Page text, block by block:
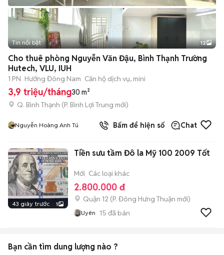
+2
Tin nổi bật 12
Cho thuê phòng Nguyễn Văn Đậu, Bình Thạnh Trường
Hutech, VLU, IUH
1 PN Hướng Đông Nam Căn hộ dịch vụ, mini
3,9 triệu/tháng30 m²
Q. Bình Thạnh (P. Bình Lợi Trung mới)
Nguyễn Hoàng Anh Tú Bấm để hiện số Chat
43 giây trước 1
Tiền sưu tầm Đô la Mỹ 100 2009 Tốt
Mới Các loại khác
2.800.000 đ
Quận 12 (P. Đông Hưng Thuận mới)
Uyên 15 đã bán
Bạn cần tìm dung lượng nào ?